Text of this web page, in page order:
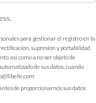
para gestionar el registro en la
supresión y portabilidad
así como a no ser objeto de
de sus datos, cuando
de proporcionarnos sus datos